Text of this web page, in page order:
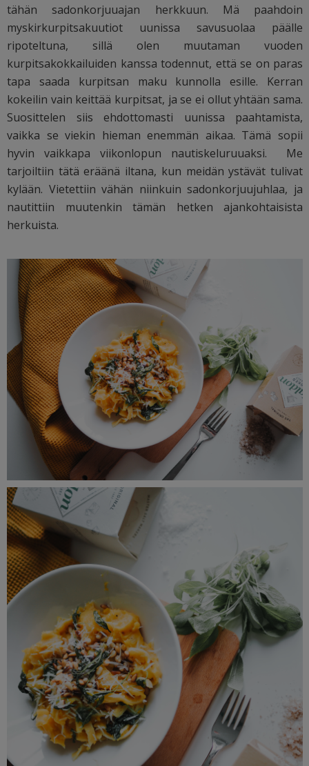
tähän sadonkorjuuajan herkkuun. Mä paahdoin
myskirkurpitsakuutiot uunissa savusuolaa päälle
ripoteltuna, sillä olen muutaman vuoden
kurpitsakokkailuiden kanssa todennut, että se on paras
tapa saada kurpitsan maku kunnolla esille. Kerran
kokeilin vain keittää kurpitsat, ja se ei ollut yhtään sama.
Suosittelen siis ehdottomasti uunissa paahtamista,
vaikka se viekin hieman enemmän aikaa. Tämä sopii
hyvin vaikkapa viikonlopun nautiskeluruuaksi. Me
tarjoiltiin tätä eräänä iltana, kun meidän ystävät tulivat
kylään. Vietettiin vähän niinkuin sadonkorjuujuhlaa, ja
nautittiin muutenkin tämän hetken ajankohtaisista
herkuista.